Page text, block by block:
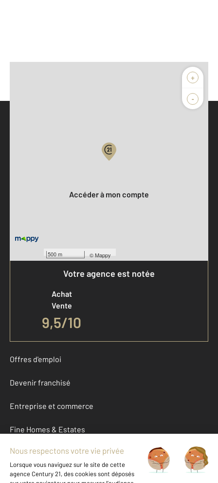
+
-
500 m ©Mappy
Accéder à mon compte
Votre agence est notée
Achat
Vente
9,5/10
Offres d'emploi
Devenir franchisé
Entreprise et commerce
Fine Homes & Estates
À propos
International